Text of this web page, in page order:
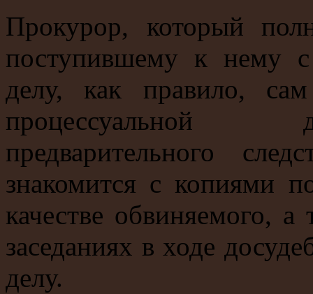
Прокурор, который
поступившему к нему
делу, как правило,
процессуальной
предварительного
знакомится с копиями
качестве обвиняемого,
заседаниях в ходе
делу.